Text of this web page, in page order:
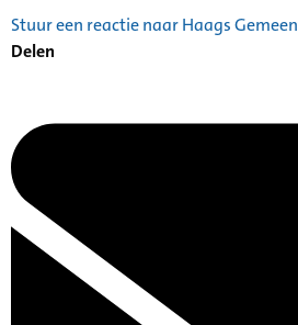
Stuur een reactie naar Haags
Delen